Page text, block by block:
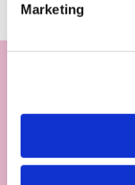
Marketing